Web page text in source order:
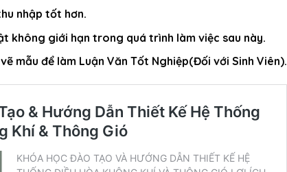
nhập tốt hơn.
không giới hạn trong quá trình làm việc sau này.
mẫu để làm Luận Văn Tốt Nghiệp(Đối với Sinh Viên).